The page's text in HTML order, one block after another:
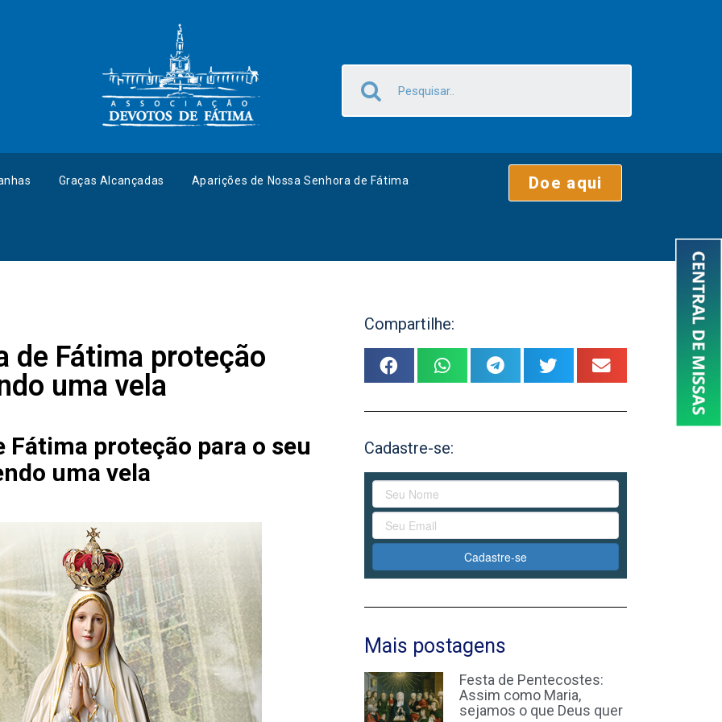
Graças Alcançadas Aparições de Nossa Senhora de Fátima Doe aqui
de Fátima proteção
uma vela
Fátima proteção para o seu
uma vela
Compartilhe:
Cadastre-se:
Cadastre-se
Mais postagens
Festa de Pentecostes:
Assim como Maria,
sejamos o que Deus quer